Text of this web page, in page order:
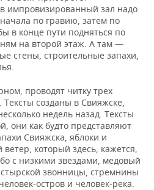
импровизированный зал надо
по гравию, затем по
в конце пути подняться по
на второй этаж. А там —
стены, строительные запахи,
проводят читку трех
созданы в Свияжске,
недель назад. Тексты
они как будто представляют
Свияжска, яблоки и
который здесь, кажется,
с низкими звездами, медовый
звонницы, стремнины
остров и человек-река.